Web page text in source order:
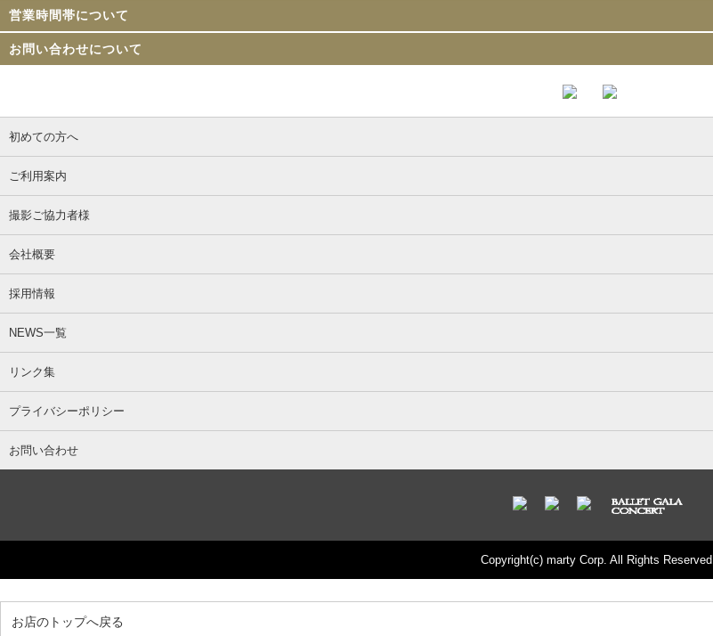
営業時間帯について
お問い合わせについて
初めての方へ
ご利用案内
撮影ご協力者様
会社概要
採用情報
NEWS一覧
リンク集
プライバシーポリシー
お問い合わせ
Copyright(c) marty Corp. All Rights
お店のトップへ戻る